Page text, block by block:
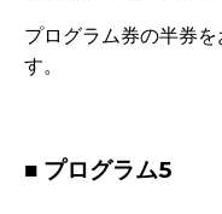
プログラム券の半券
す。
■ プログラム5